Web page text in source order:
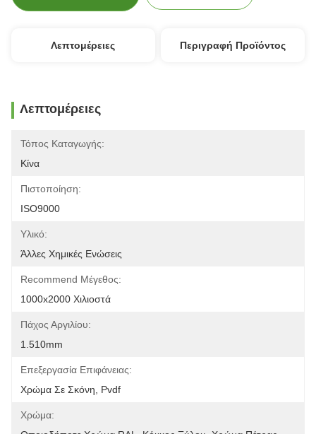
Λεπτομέρειες Περιγραφή Προϊόντος
Λεπτομέρειες
Τόπος Καταγωγής:
Κίνα
Πιστοποίηση:
ISO9000
Υλικό:
Άλλες Χημικές Ενώσεις
Recommend Μέγεθος:
1000x2000 Χιλιοστά
Πάχος Αργιλίου:
1.510mm
Επεξεργασία Επιφάνειας:
Χρώμα Σε Σκόνη, Pvdf
Χρώμα: